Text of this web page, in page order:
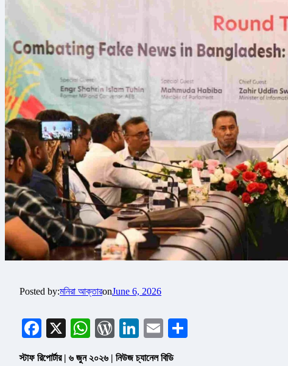
Posted by:মনিরা আক্তারonJune 6, 2026
Facebook
X WhatsApp
WordPress
LinkedIn
Email
স্টাফ রিপোর্টার | ৬ জুন ২০২৬ | নিউজ চ্যানেল বিডি